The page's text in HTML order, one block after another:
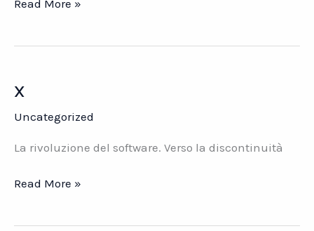
l\’avventura
Read More »
x
Uncategorized
La rivoluzione del software. Verso la discontinuità
x
Read More »